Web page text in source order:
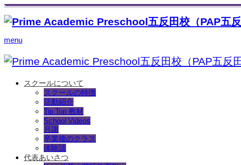
menu
スクールについて
スクールの特徴
活動紹介
Tip Top 教材
School Videos
月謝
卒業後のクラス
体験談
代表あいさつ